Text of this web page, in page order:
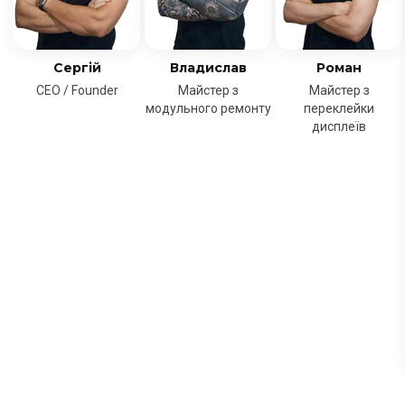
Сергій
CEO / Founder
Владислав
Майстер з
модульного ремонту
Роман
Майстер з
переклейки
дисплеїв